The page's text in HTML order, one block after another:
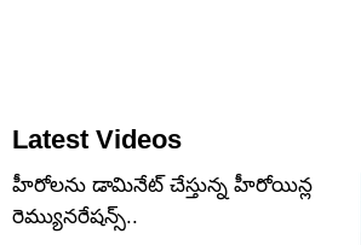
Latest Videos
హీరోలను డామినేట్ చేస్తున్న హీరోయిన్ల
రెమ్యునరేషన్స్..